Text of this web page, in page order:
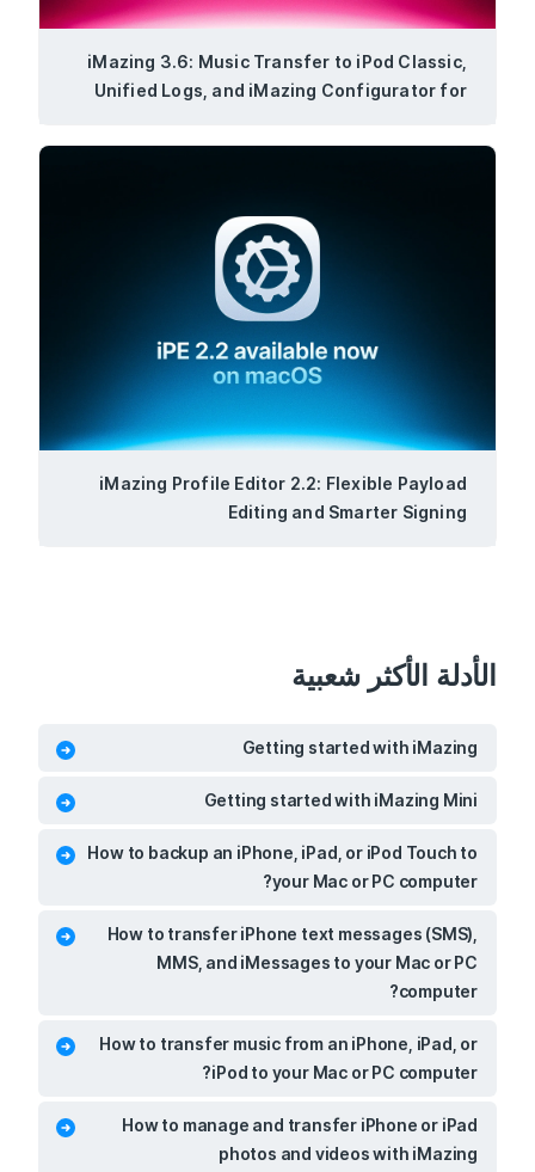
iMazing 3.6: Music Transfer to iPod Classic,
Unified Logs, and iMazing Configurator for
iMazing Profile Editor 2.2: Flexible Payload
Editing and Smarter Signing
الأدلة الأكثر شعبية
Getting started with iMazing
Getting started with iMazing Mini
How to backup an iPhone, iPad, or iPod Touch to
your Mac or PC computer?
How to transfer iPhone text messages (SMS),
MMS, and iMessages to your Mac or PC
computer?
How to transfer music from an iPhone, iPad, or
iPod to your Mac or PC computer?
How to manage and transfer iPhone or iPad
photos and videos with iMazing